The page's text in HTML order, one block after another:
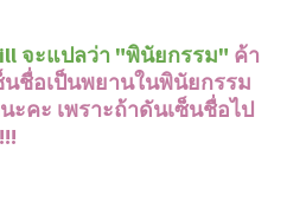
จะแปลว่า "พินัยกรรม" ค้า
นชื่อเป็นพยานในพินัยกรรม
ะคะ เพราะถ้าดันเซ็นชื่อไป